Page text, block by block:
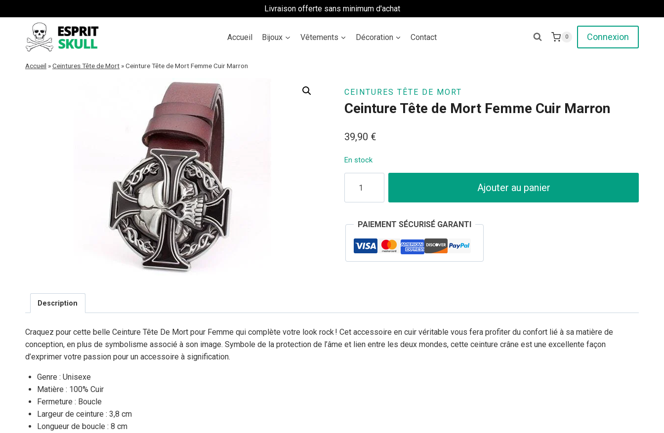
au
Livraison offerte sans minimum d'achat
Accueil Bijoux Vêtements Décoration Contact 0 Connexion
Accueil »Ceintures Tête de Mort »Ceinture Tête de Mort Femme Cuir Marron
CEINTURES TÊTE DE MORT
Ceinture Tête de Mort Femme Cuir Marron
39,90 €
En stock
Ceinture
de
Mort
Femme
Ajouter au panier
PAIEMENT SÉCURISÉ GARANTI
Description
Craquez pour cette belle Ceinture Tête De Mort pour Femme qui complète votre look rock ! Cet accessoire en cuir véritable vous fera profiter du confort lié à sa matière de
conception, en plus de symbolisme associé à son image. Symbole de la protection de l’âme et lien entre les deux mondes, cette ceinture crâne est une excellente façon
d’exprimer votre passion pour un accessoire à signification.
Genre : Unisexe
Matière : 100% Cuir
Fermeture : Boucle
Largeur de ceinture : 3,8 cm
Longueur de boucle : 8 cm